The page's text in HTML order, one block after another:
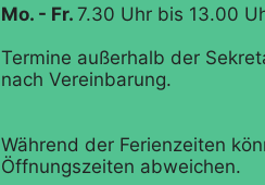
Mo. - Fr. 7.30 Uhr bis 13.00
Termine außerhalb der
nach Vereinbarung.
Während der Ferienzeiten
Öffnungszeiten abweichen.